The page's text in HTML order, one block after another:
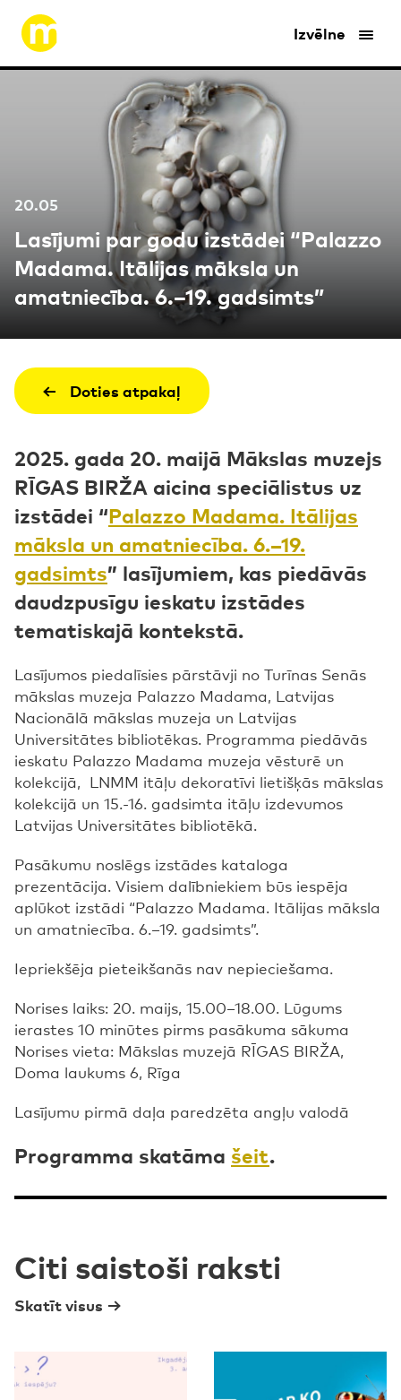
Izvēlne
20.05
Lasījumi par godu izstādei “Palazzo
Madama. Itālijas māksla un
amatniecība. 6.–19. gadsimts”
Doties atpakaļ
2025. gada 20. maijā Mākslas muzejs
RĪGAS BIRŽA aicina speciālistus uz
izstādei “Palazzo Madama. Itālijas
māksla un amatniecība. 6.–19.
gadsimts” lasījumiem, kas piedāvās
daudzpusīgu ieskatu izstādes
tematiskajā kontekstā.
Lasījumos piedalīsies pārstāvji no Turīnas Senās
mākslas muzeja Palazzo Madama, Latvijas
Nacionālā mākslas muzeja un Latvijas
Universitātes bibliotēkas. Programma piedāvās
ieskatu Palazzo Madama muzeja vēsturē un
kolekcijā, LNMM itāļu dekoratīvi lietišķās mākslas
kolekcijā un 15.-16. gadsimta itāļu izdevumos
Latvijas Universitātes bibliotēkā.
Pasākumu noslēgs izstādes kataloga
prezentācija. Visiem dalībniekiem būs iespēja
aplūkot izstādi “Palazzo Madama. Itālijas māksla
un amatniecība. 6.–19. gadsimts”.
Iepriekšēja pieteikšanās nav nepieciešama.
Norises laiks: 20. maijs, 15.00–18.00. Lūgums
ierastes 10 minūtes pirms pasākuma sākuma
Norises vieta: Mākslas muzejā RĪGAS BIRŽA,
Doma laukums 6, Rīga
Lasījumu pirmā daļa paredzēta angļu valodā
Programma skatāma šeit.
Citi saistoši raksti
Skatīt visus